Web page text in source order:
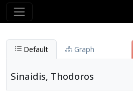
Default Graph
Sinaidis, Thodoros